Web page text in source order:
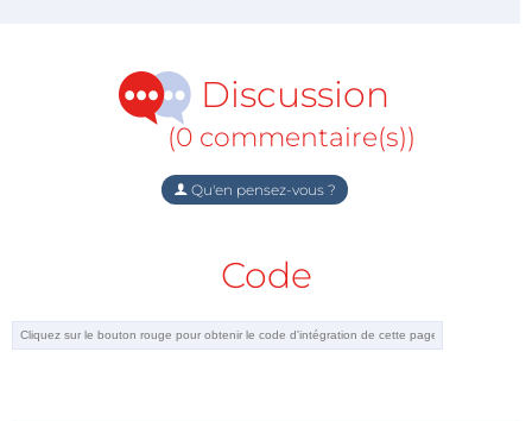
Discussion
(0 commentaire(s))
Qu'en pensez-vous ?
Code